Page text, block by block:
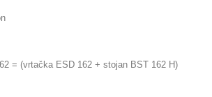
= (vrtačka ESD 162 + stojan BST 162 H)